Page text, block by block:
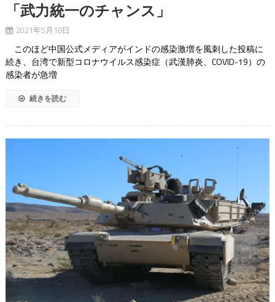
「武力統一のチャンス」
2021年5月18日
このほど中国公式メディアがインドの感染激増を風刺した投稿に
続き、台湾で新型コロナウイルス感染症（武漢肺炎、COVID-19）の
感染者が急増
続きを読む